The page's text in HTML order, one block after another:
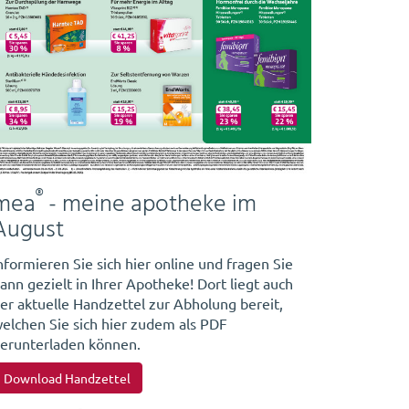
® - meine apotheke im
Sie sich hier online und fragen Sie
gezielt in Ihrer Apotheke! Dort liegt auch
aktuelle Handzettel zur Abholung bereit,
Sie sich hier zudem als PDF
können.
Download Handzettel